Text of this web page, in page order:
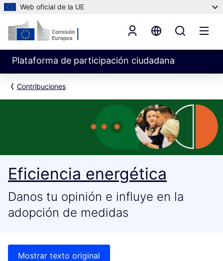
Web oficial de la UE
Plataforma de participación ciudadana
Contribuciones
Eficiencia energética
Danos tu opinión e influye en la
adopción de medidas
Mostrar texto original